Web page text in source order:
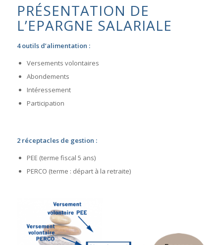
PRÉSENTATION DE
L’EPARGNE SALARIALE
4 outils d’alimentation :
Versements volontaires
Abondements
Intéressement
Participation
2 réceptacles de gestion :
PEE (terme fiscal 5 ans)
PERCO (terme : départ à la retraite)